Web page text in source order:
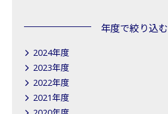
年度で絞り込む
2024年度
2023年度
2022年度
2021年度